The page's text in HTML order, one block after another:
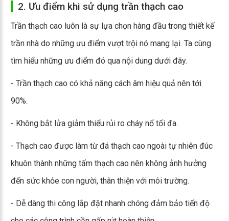
2. Ưu điểm khi sử dụng trần thạch cao
Trần thạch cao luôn là sự lựa chọn hàng đầu trong thiết kế
trần nhà do những ưu điểm vượt trội nó mang lại. Ta cùng
tìm hiểu những ưu điểm đó qua nội dung dưới đây.
- Trần thạch cao có khả năng cách âm hiệu quả nên tới
90%.
- Không bắt lửa giảm thiểu rủi ro cháy nổ tối đa.
- Thạch cao được làm từ đá thạch cao ngoài tự nhiên đúc
khuôn thành những tấm thạch cao nên không ảnh hưởng
đến sức khỏe con người, thân thiện với môi trường.
- Dễ dàng thi công lắp đặt nhanh chóng đảm bảo tiến độ